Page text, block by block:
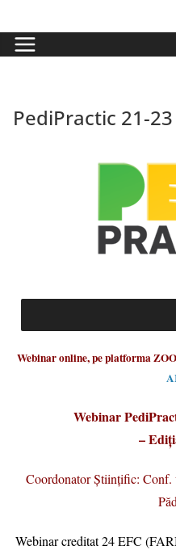
PediPractic 21-
Webinar online, pe platforma
Webinar
–
Coordonator Științific:
Webinar creditat 24 EFC